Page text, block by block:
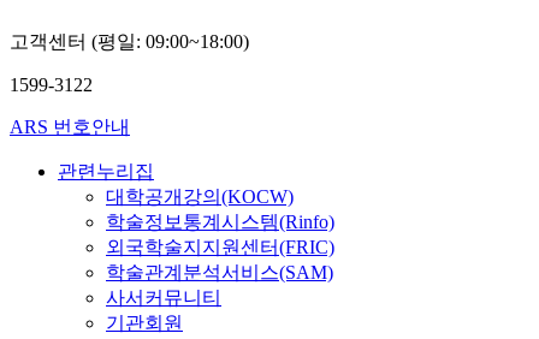
고객센터 (평일: 09:00~18:00)
1599-3122
ARS 번호안내
관련누리집
대학공개강의(KOCW)
학술정보통계시스템(Rinfo)
외국학술지지원센터(FRIC)
학술관계분석서비스(SAM)
사서커뮤니티
기관회원